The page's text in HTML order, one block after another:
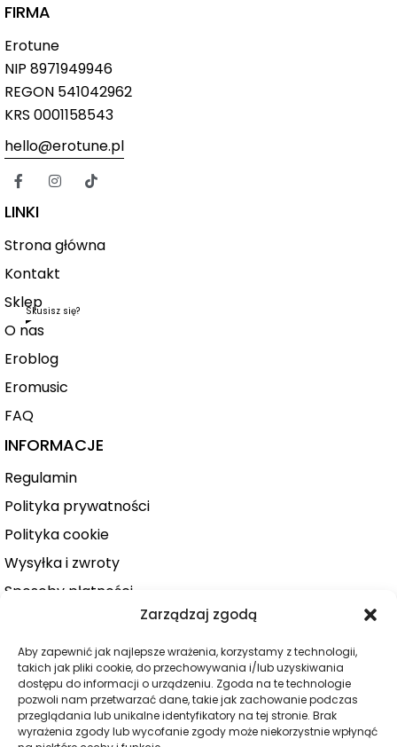
Zarządzaj zgodą
Aby zapewnić jak najlepsze wrażenia, korzystamy z technologii,
takich jak pliki cookie, do przechowywania i/lub uzyskiwania
dostępu do informacji o urządzeniu. Zgoda na te technologie
pozwoli nam przetwarzać dane, takie jak zachowanie podczas
przeglądania lub unikalne identyfikatory na tej stronie. Brak
wyrażenia zgody lub wycofanie zgody może niekorzystnie wpłynąć
FIRMA
Erotune
NIP 8971949946
REGON 541042962
KRS 0001158543
hello@erotune.pl
LINKI
Strona główna
Kontakt
Sklep
O nas
Skusisz się?
Eroblog
Eromusic
FAQ
INFORMACJE
Regulamin
Polityka prywatności
Polityka cookie
Wysyłka i zwroty
Sposoby płatności
Zamówienie
KATEGORIE
Dla niej
Dla niego